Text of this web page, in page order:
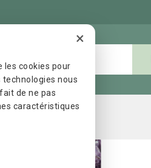
×
les cookies pour
nous
de ne pas
caractéristiques